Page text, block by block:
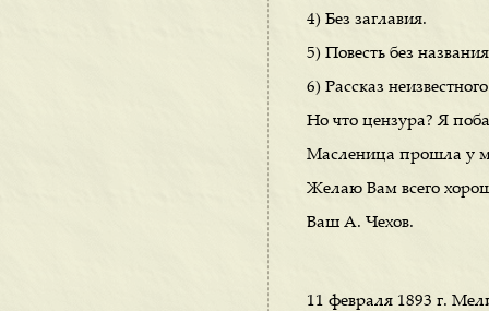
4) Без заглавия.
5) Повесть без
6) Рассказ
Но что цензура? Я
Масленица прошла у
Желаю Вам всего
Ваш А. Чехов.
11 февраля 1893 г.